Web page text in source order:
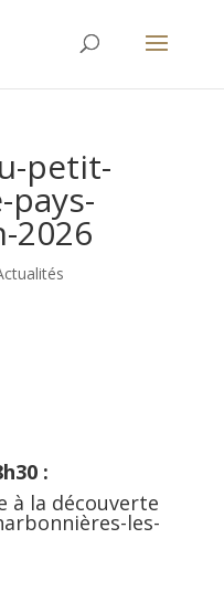
petit-
2026
:
à la découverte
les-